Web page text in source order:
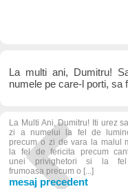
La multi ani, Dumitru!
numele pe care-l porti, sa
La Multi Ani, Dumitru! Iti urez
zi a numelui la fel de
precum o zi de vara la malul
la fel de fericita precum
unei privighetori si la
frumoasa precum o [...]
mesaj precedent